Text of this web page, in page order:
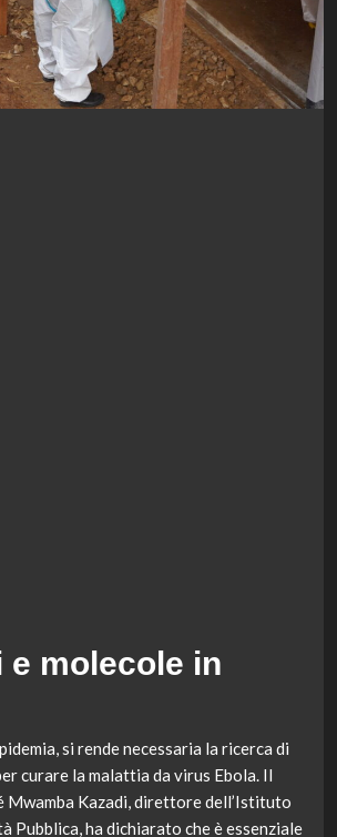
e molecole in
si rende necessaria la ricerca di
curare la malattia da virus Ebola. Il
Kazadi, direttore dell’Istituto
Pubblica, ha dichiarato che è essenziale